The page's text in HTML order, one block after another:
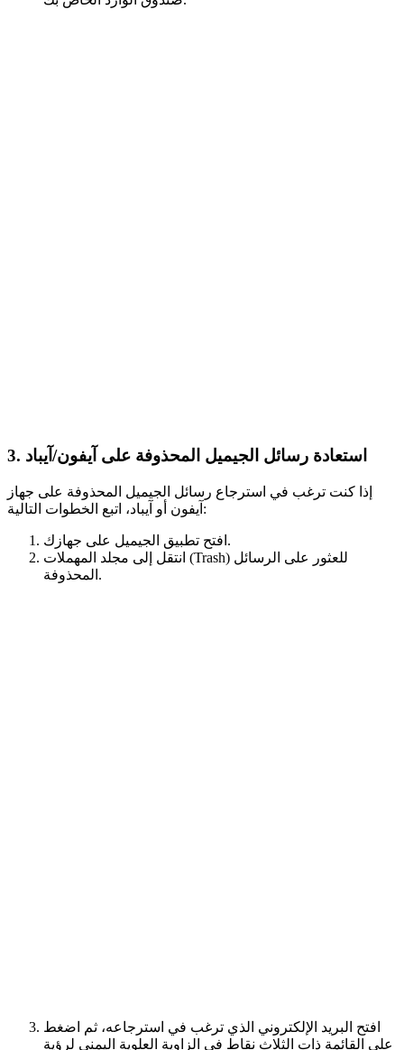
3. استعادة رسائل الجيميل المحذوفة على آيفون/آيباد
إذا كنت ترغب في استرجاع رسائل الجيميل المحذوفة على جهاز
آيفون أو آيباد، اتبع الخطوات التالية:
افتح تطبيق الجيميل على جهازك.
انتقل إلى مجلد المهملات (Trash) للعثور على الرسائل
المحذوفة.
افتح البريد الإلكتروني الذي ترغب في استرجاعه، ثم اضغط
على القائمة ذات الثلاث نقاط في الزاوية العلوية اليمنى لرؤية